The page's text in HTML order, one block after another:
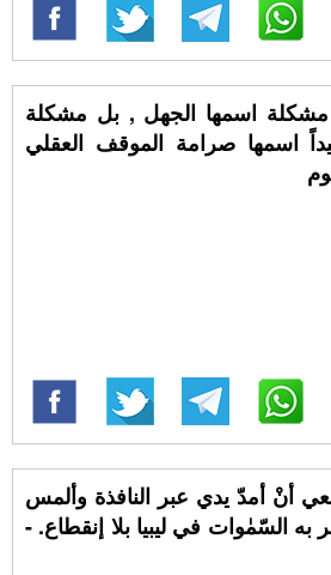
مشكلة اسمها الجهل , بل مشكلة
اسمها صرامة الموقف العقلي
أنْ أمدّ يدي عبر النافذة وألمس
السّمٰوات في ليبيا بلا إنقطاع. -